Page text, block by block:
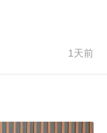
1天前